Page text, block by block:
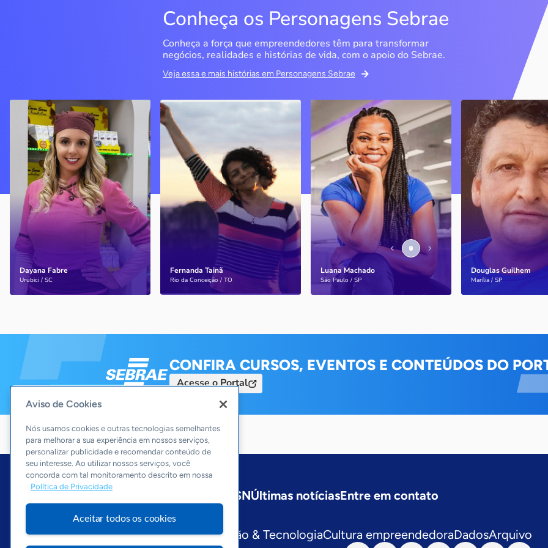
Conheça os Personagens Sebrae
Conheça a força que empreendedores têm para transformar
negócios, realidades e histórias de vida, com o apoio do Sebrae.
Veja essa e mais histórias em Personagens Sebrae
Dayana Fabre
Urubici / SC
Cacau Serra
Urubici / SC
A empreendedora decidiu
seguir seu sonho de ter um
negócio próprio, investiu no
mercado de chocolates e
virou atrativo turístico em
Santa Catarina.
Saiba mais
Fernanda Tainã
Rio da Conceição / TO
Seriema Ecoturismo
Rio da Conceição / TO
O objetivo era ter um CNPJ
para fazer cursos, mas o
negócio se tornou a
principal empresa do
segmento das Serras Gerais
(TO)
Saiba mais
Luana Machado
São Paulo / SP
Studio Olimpic Shape
São Paulo / SP
A ex-atleta olímpica e
empresária diz que o Sebrae
foi fundamental para que ela
conseguisse tirar a ideia do
papel e estruturar o negócio
Saiba mais
Douglas Guilhem
Marília / SP
DG
Água Mineral
Marília / SP
Entenda como o
ajudou a
negócio, que
Saiba mais
CONFIRA CURSOS, EVENTOS E CONTEÚDOS DO
Acesse o Portal
Início Sobre a ASNÚltimas notíciasEntre em contato
Economia & PolíticaInovação & TecnologiaCultura empreendedoraDadosArquivo
Aviso de Cookies
Nós usamos cookies e outras tecnologias semelhantes
para melhorar a sua experiência em nossos serviços,
personalizar publicidade e recomendar conteúdo de
seu interesse. Ao utilizar nossos serviços, você
concorda com tal monitoramento descrito em nossa
Política de Privacidade
Aceitar todos os cookies